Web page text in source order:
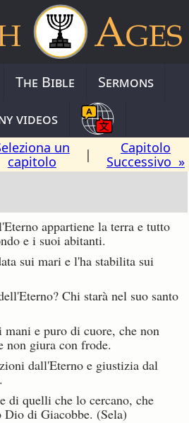
The Bible
Sermons
videos
un
capitolo
|
Capitolo
Successivo »
appartiene la terra e tutto
e i suoi abitanti.
sui mari e l'ha stabilita sui
Chi starà nel suo santo
e puro di cuore, che non
non giura con frode.
dall'Eterno e giustizia dal
di quelli che lo cercano, che
Dio di Giacobbe. (Sela)